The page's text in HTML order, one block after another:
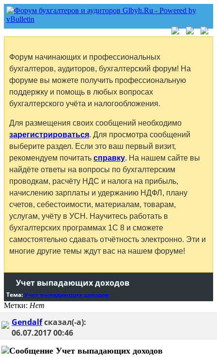
Форум начинающих и профессиональных
бухгалтеров, аудиторов, бухгалтерский форум! На
форуме вы можете получить профессиональную
поддержку и помощь в любых вопросах
бухгалтерского учёта и налогообложения.
Для размещения своих сообщений необходимо
зарегистрироваться. Для просмотра сообщений
выберите раздел. Если это ваш первый визит,
рекомендуем почитать справку. На нашем сайте вы
найдёте ответы на вопросы по бухгалтерским
проводкам, расчёту НДС и налога на прибыль,
начислению зарплаты и удержанию НДФЛ, плану
счетов, себестоимости, материалам, товарам,
услугам, учёту в УСН. Научитесь работать в
бухгалтерских программах 1С 8 и сможете
самостоятельно сдавать отчётность электронно. Эти и
многие другие темы ждут вас на нашем форуме!
Учет выпадающих доходов
Тема:Учет выпадающих доходов
Метки: Нет
Gendalfсказал(-а):
06.07.201700:46
Учет выпадающих доходов